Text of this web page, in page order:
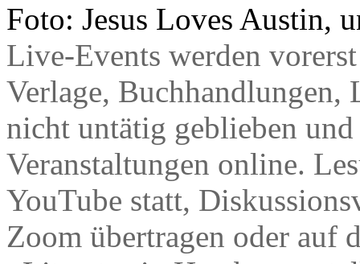
Foto: Jesus Loves Austin,
Live-Events werden
Verlage, Buchhandlungen,
nicht untätig geblieben
Veranstaltungen online.
YouTube statt,
Zoom übertragen oder auf